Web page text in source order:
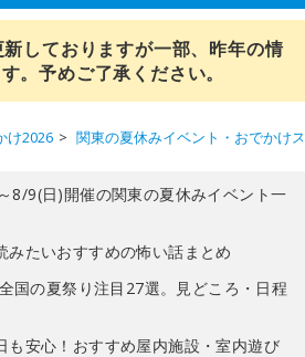
しておりますが一部、昨年の情
。予めご了承ください。
け2026 関東の夏休みイベント・おでかけ
8/9(日)開催の関東の夏休みイベント一
みたいおすすめの怖い話まとめ
国の夏祭り注目27選。見どころ・日程
も安心！おすすめ屋内施設・室内遊び